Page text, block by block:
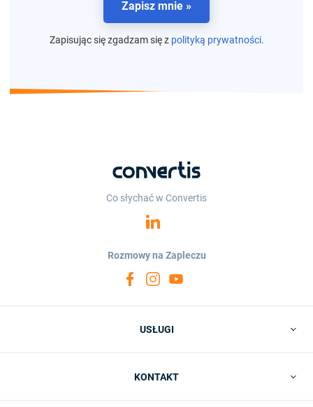
Zapisz mnie »
Zapisując się zgadzam się z polityką prywatności.
Co słychać w Convertis
Rozmowy na Zapleczu
USŁUGI
KONTAKT